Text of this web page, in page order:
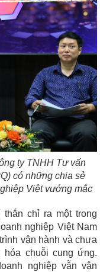
ty TNHH Tư vấn
có những chia sẻ
Việt vướng mắc
thắn chỉ ra một trong
nghiệp Việt Nam
vận hành và chưa
chuỗi cung ứng.
nghiệp vẫn vận